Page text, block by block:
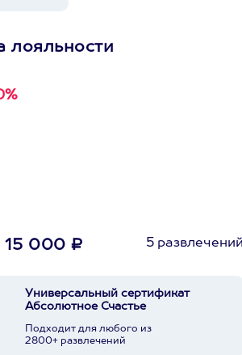
лояльности
000 ₽ 5
Универсальный сертификат
Абсолютное Счастье
Подходит для любого из
2800+ развлечений